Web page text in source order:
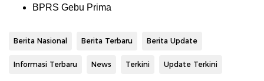
BPRS Gebu Prima
Berita Nasional Berita Terbaru Berita Update
Informasi Terbaru News Terkini Update Terkini